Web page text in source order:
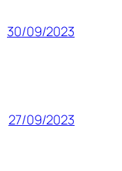
30/09/2023
27/09/2023